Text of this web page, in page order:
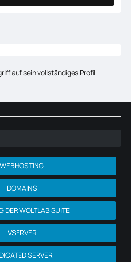
auf sein vollständiges Profil
WEBHOSTING
DOMAINS
DER WOLTLAB SUITE
VSERVER
SERVER